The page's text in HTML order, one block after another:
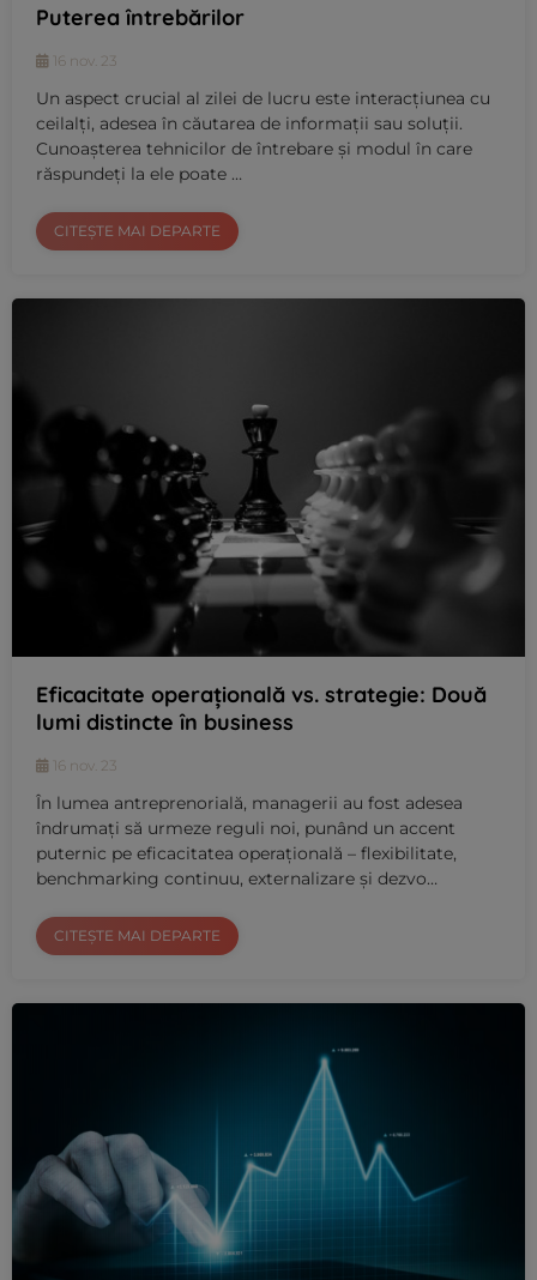
Puterea întrebărilor
16 nov. 23
Un aspect crucial al zilei de lucru este interacțiunea cu
ceilalți, adesea în căutarea de informații sau soluții.
Cunoașterea tehnicilor de întrebare și modul în care
răspundeți la ele poate …
CITEȘTE MAI DEPARTE
Eficacitate operațională vs. strategie: Două
lumi distincte în business
16 nov. 23
În lumea antreprenorială, managerii au fost adesea
îndrumați să urmeze reguli noi, punând un accent
puternic pe eficacitatea operațională – flexibilitate,
benchmarking continuu, externalizare și dezvo…
CITEȘTE MAI DEPARTE